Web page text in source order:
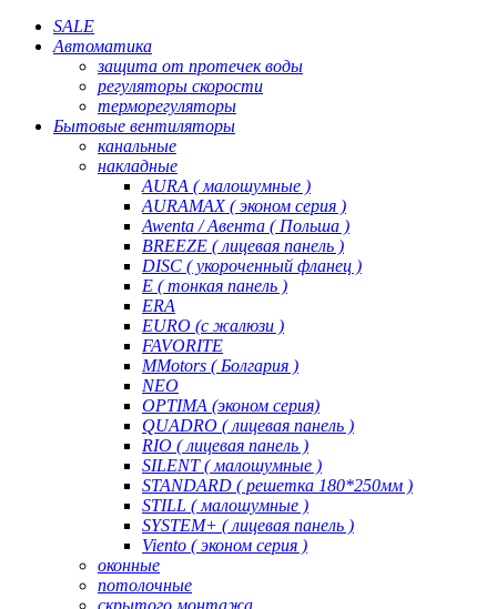
SALE
Автоматика
защита от протечек воды
регуляторы скорости
терморегуляторы
Бытовые вентиляторы
канальные
накладные
AURA ( малошумные )
AURAMAX ( эконом серия )
Awenta / Авента ( Польша )
BREEZE ( лицевая панель )
DISC ( укороченный фланец )
E ( тонкая панель )
ERA
EURO (с жалюзи )
FAVORITE
MMotors ( Болгария )
NEO
OPTIMA (эконом серия)
QUADRO ( лицевая панель )
RIO ( лицевая панель )
SILENT ( малошумные )
STANDARD ( решетка 180*250мм )
STILL ( малошумные )
SYSTEM+ ( лицевая панель )
Viento ( эконом серия )
оконные
потолочные
скрытого монтажа